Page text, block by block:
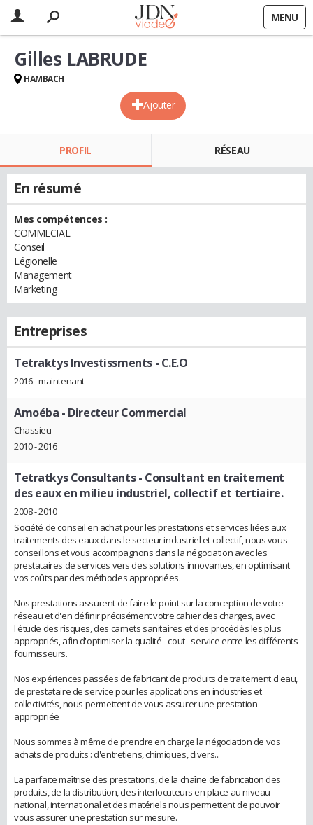
MENU
Ajouter
Gilles LABRUDE
HAMBACH
PROFIL RÉSEAU
En résumé
Mes compétences :
COMMECIAL
Conseil
Légionelle
Management
Marketing
Entreprises
Tetraktys Investissments- C.E.O
2016 - maintenant
Amoéba - Directeur Commercial
Chassieu
2010 - 2016
Tetratkys Consultants- Consultant en traitement
des eaux en milieu industriel, collectif et tertiaire.
2008 - 2010
Société de conseil en achat pour les prestations et services liées aux
traitements des eaux dans le secteur industriel et collectif, nous vous
conseillons et vous accompagnons dans la négociation avec les
prestataires de services vers des solutions innovantes, en optimisant
vos coûts par des méthodes appropriées.
Nos prestations assurent de faire le point sur la conception de votre
réseau et d'en définir précisément votre cahier des charges, avec
l'étude des risques, des carnets sanitaires et des procédés les plus
appropriés, afin d'optimiser la qualité - cout - service entre les différents
fournisseurs.
Nos expériences passées de fabricant de produits de traitement d'eau,
de prestataire de service pour les applications en industries et
collectivités, nous permettent de vous assurer une prestation
appropriée
Nous sommes à même de prendre en charge la négociation de vos
achats de produits : d'entretiens, chimiques, divers...
La parfaite maîtrise des prestations, de la chaîne de fabrication des
produits, de la distribution, des interlocuteurs en place au niveau
national, international et des matériels nous permettent de pouvoir
vous assurer une prestation sur mesure.